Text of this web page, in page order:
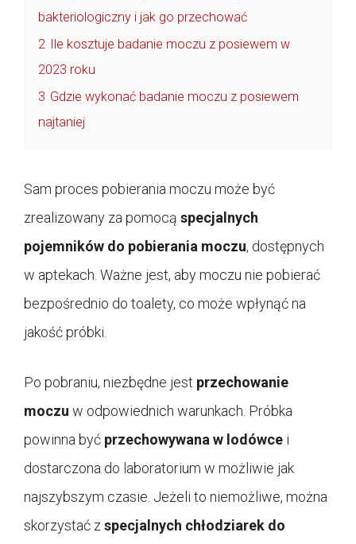
bakteriologiczny i jak go przechować
2 Ile kosztuje badanie moczu z posiewem w
2023 roku
3 Gdzie wykonać badanie moczu z posiewem
najtaniej
Sam proces pobierania moczu może być
zrealizowany za pomocą specjalnych
pojemników do pobierania moczu, dostępnych
w aptekach. Ważne jest, aby moczu nie pobierać
bezpośrednio do toalety, co może wpłynąć na
jakość próbki.
Po pobraniu, niezbędne jest przechowanie
moczu w odpowiednich warunkach. Próbka
powinna być przechowywana w lodówce i
dostarczona do laboratorium w możliwie jak
najszybszym czasie. Jeżeli to niemożliwe, można
skorzystać z specjalnych chłodziarek do